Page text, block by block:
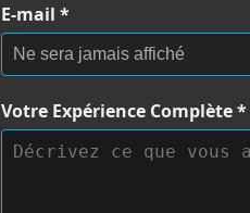
E-mail *
Votre Expérience Complète*